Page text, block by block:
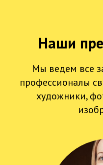
Наши
Мы ведем все
профессионалы
художники,